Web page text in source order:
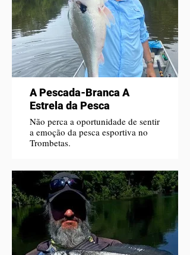
A Pescada-Branca A
Estrela da Pesca
Não perca a oportunidade de sentir
a emoção da pesca esportiva no
Trombetas.